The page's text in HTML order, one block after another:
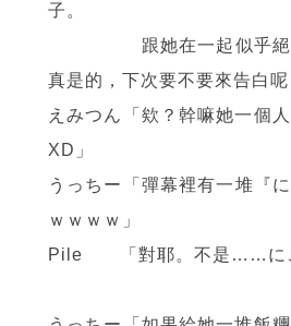
子。
跟她在一起似乎絕對
真是的，下次要不要來告白呢
えみつん「欸？幹嘛她一個
XD」
うっちー「彈幕裡有一堆『
ｗｗｗｗ」
Pile 「對耶。不是……に